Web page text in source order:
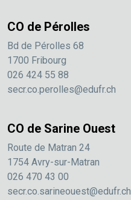
CO de Pérolles
Bd de Pérolles 68
1700 Fribourg
026 424 55 88
secr.co.perolles@edufr.ch
CO de Sarine Ouest
Route de Matran 24
1754 Avry-sur-Matran
026 470 43 00
secr.co.sarineouest@edufr.ch